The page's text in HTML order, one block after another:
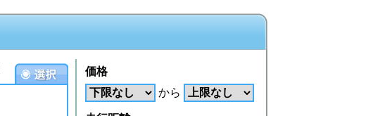
価格
から